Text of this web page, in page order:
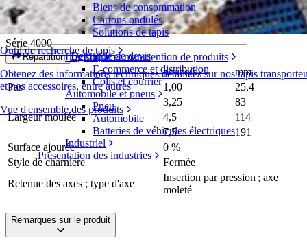
Outil de recherche de tapis
Obtenez des informations techniques détaillées sur nos tapis
et nos accessoires, entre autres
Vue d'ensemble des produits
Biens de consommation
Cartons ondulés
Solutions de tapis
Logistique et manutention de produits
E-commerce et distribution
Colis et courrier
Automobile et pneus
Pneu
Automobile
Batteries de véhicules électriques
Industriel
Présentation des industries
S4090 Sideflexing Flat Top
Série 4000
Répartition Demande de devis
pouce(s)
mm
Pas
1,00 25,4
Largeur moulée
3,25
83
4,5
114
7,5
191
Surface ajourée
0 %
Style de charnière
Fermée
Retenue des axes ; type d'axe
Insertion par pression ; axe
moleté
Remarques sur le produit